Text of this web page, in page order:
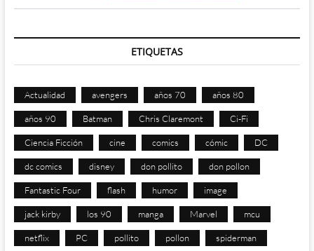
ETIQUETAS
Actualidad avengers años 70 años 80
años 90 Batman Chris Claremont Ci-Fi
Ciencia Ficción cine comics cómic DC
dc comics disney don pollito don pollon
Fantastic Four flash humor image
jack kirby los 90 manga Marvel mcu
netflix PC pollito pollon spiderman